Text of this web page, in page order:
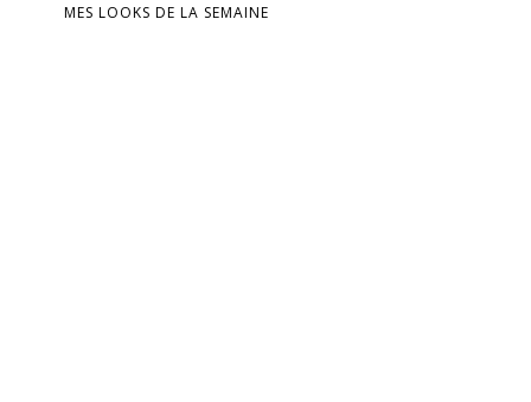
MES LOOKS DE LA SEMAINE